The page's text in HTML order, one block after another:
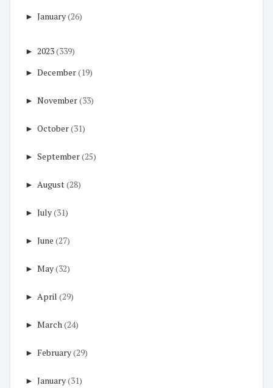
► January(26)
► 2023(339)
► December(19)
► November(33)
► October(31)
► September(25)
► August(28)
► July(31)
► June (27)
► May(32)
► April (29)
► March(24)
► February(29)
► January(31)